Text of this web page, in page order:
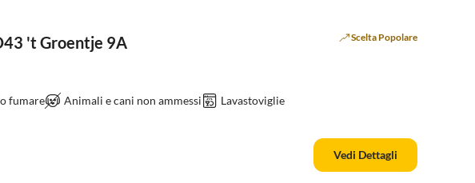
't Groentje 9A Scelta Popolare
fumare Animali e cani non ammessi
Lavastoviglie
Vedi Dettagli